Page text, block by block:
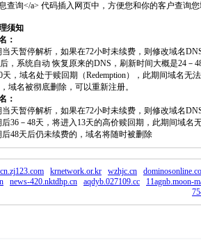
查询</a> 代码插入网页中，方便您和你的客户查询
须知
：
当天暂停解析，如果在72小时未续费，则修改域名
，系统自动 恢复原来的DNS，刷新时间大概是24－
天，域名处于赎回期（Redemption），此期间域名无
域名被彻底删除，可以重新注册。
：
当天暂停解析，如果在72小时未续费，则修改域名
后36－48天，将进入13天的高价赎回期，此期间域名
后48天后仍未续费的，域名将随时被删除
krnetwork.or.kr wzhjc.cn
news-420.nktdhp.cn aqdyb.027109.cc
11agnb.moon-